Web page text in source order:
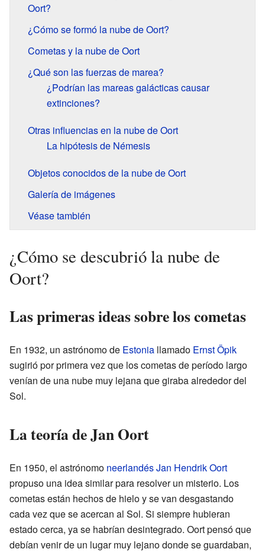
Oort?
¿Cómo se formó la nube de Oort?
Cometas y la nube de Oort
¿Qué son las fuerzas de marea?
¿Podrían las mareas galácticas causar
extinciones?
Otras influencias en la nube de Oort
La hipótesis de Némesis
Objetos conocidos de la nube de Oort
Galería de imágenes
Véase también
¿Cómo se descubrió la nube de
Oort?
Las primeras ideas sobre los cometas
En 1932, un astrónomo de Estonia llamado Ernst Öpik
sugirió por primera vez que los cometas de período largo
venían de una nube muy lejana que giraba alrededor del
Sol.
La teoría de Jan Oort
En 1950, el astrónomo neerlandésJan Hendrik Oort
propuso una idea similar para resolver un misterio. Los
cometas están hechos de hielo y se van desgastando
cada vez que se acercan al Sol. Si siempre hubieran
estado cerca, ya se habrían desintegrado. Oort pensó que
debían venir de un lugar muy lejano donde se guardaban,